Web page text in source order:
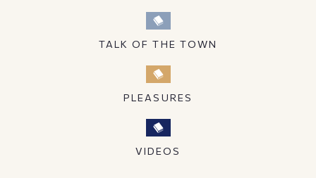
TALK OF THE TOWN
PLEASURES
VIDEOS